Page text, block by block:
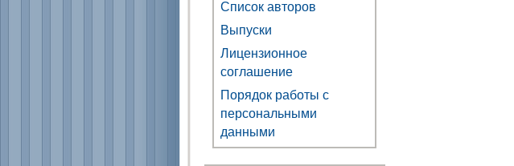
Список авторов
Выпуски
Лицензионное
соглашение
Порядок работы с
персональными
данными